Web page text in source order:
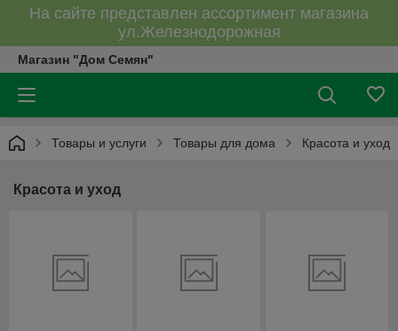
На сайте представлен ассортимент магазина
ул.Железнодорожная
Магазин "Дом Семян"
Товары и услуги Товары для дома Красота и уход
Красота и уход